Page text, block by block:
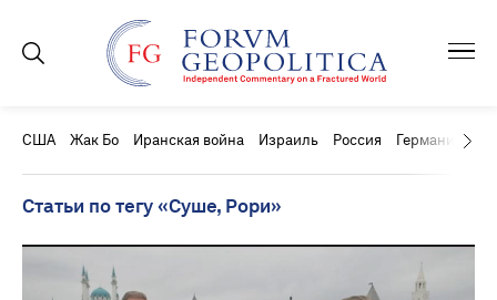
США Жак Бо Иранская война Израиль Россия Германия
Статьи по тегу «Суше, Рори»